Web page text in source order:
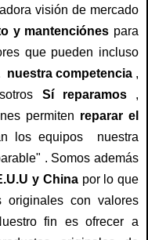
visión de mercado
y mantenciónes para
que pueden incluso
nuestra competencia,
Sí reparamos,
permiten reparar el
los equipos nuestra
. Somos además
y Chinapor lo que
originales con valores
fin es ofrecer a